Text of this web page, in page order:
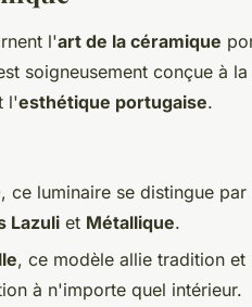
l'art de la céramique
soigneusement conçue à la
l'esthétique portugaise.
ce luminaire se distingue par
Lazuli et Métallique.
, ce modèle allie tradition et
à n'importe quel intérieur.